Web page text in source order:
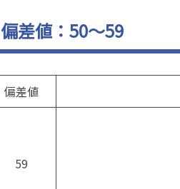
偏差値：50～59
偏差値
59